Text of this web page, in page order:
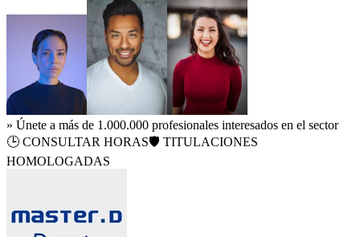
» Únete a más de 1.000.000 profesionales interesados en el sector
🕒 CONSULTAR HORAS🛡️ TITULACIONES
HOMOLOGADAS